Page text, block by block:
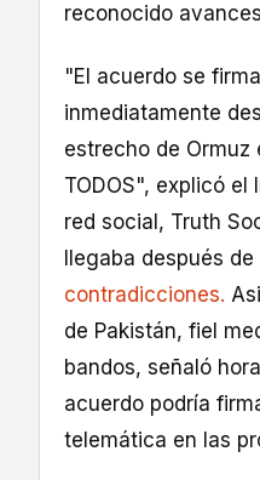
reconocido
"El acuerdo se
inmediatamente
estrecho de Ormuz
TODOS", explicó el
red social, Truth
llegaba después de
contradicciones.
de Pakistán, fiel
bandos, señaló
acuerdo podría
telemática en las